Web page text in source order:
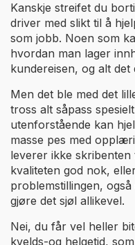
Kanskje streifet du
driver med slikt til å
som jobb. Noen som
hvordan man lager
kundereisen, og alt det
Men det ble med det
tross alt såpass
utenforstående kan
masse pes med
leverer ikke skribenten
kvaliteten god nok,
problemstillingen,
gjøre det sjøl allikevel.
Nei, du får vel heller
kvelds-og helgetid,